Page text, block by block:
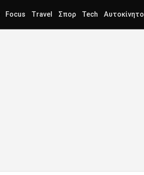
Focus Travel Σπορ Tech Αυτοκίνητο